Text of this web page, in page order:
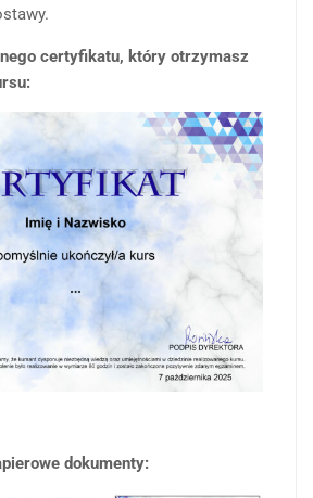
certyfikatu, który otrzymasz
dokumenty: